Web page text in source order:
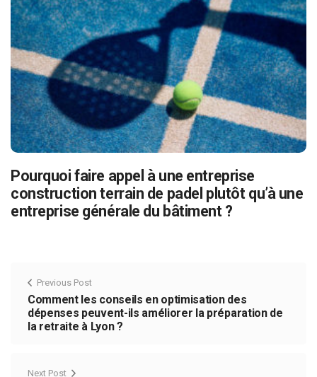
Pourquoi faire appel à une entreprise
construction terrain de padel plutôt qu’à une
entreprise générale du bâtiment ?
Previous Post
Comment les conseils en optimisation des
dépenses peuvent-ils améliorer la préparation de
la retraite à Lyon ?
Next Post